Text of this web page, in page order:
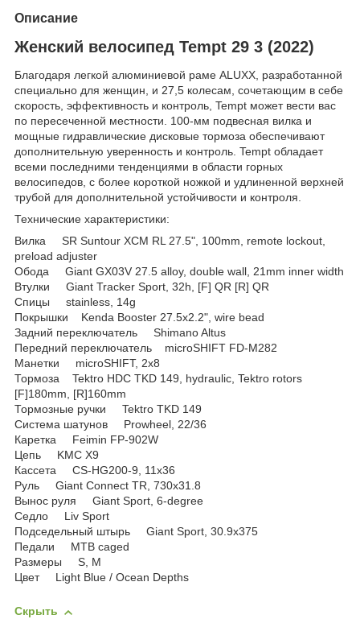
Описание
Женский велосипед Tempt 29 3 (2022)
Благодаря легкой алюминиевой раме ALUXX, разработанной
специально для женщин, и 27,5 колесам, сочетающим в себе
скорость, эффективность и контроль, Tempt может вести вас
по пересеченной местности. 100-мм подвесная вилка и
мощные гидравлические дисковые тормоза обеспечивают
дополнительную уверенность и контроль. Tempt обладает
всеми последними тенденциями в области горных
велосипедов, с более короткой ножкой и удлиненной верхней
трубой для дополнительной устойчивости и контроля.
Технические характеристики:
Вилка SR Suntour XCM RL 27.5", 100mm, remote lockout,
preload adjuster
Обода Giant GX03V 27.5 alloy, double wall, 21mm inner width
Втулки Giant Tracker Sport, 32h, [F] QR [R] QR
Спицы stainless, 14g
Покрышки Kenda Booster 27.5x2.2", wire bead
Задний переключатель Shimano Altus
Передний переключатель microSHIFT FD-M282
Манетки microSHIFT, 2x8
Тормоза Tektro HDC TKD 149, hydraulic, Tektro rotors
[F]180mm, [R]160mm
Тормозные ручки Tektro TKD 149
Система шатунов Prowheel, 22/36
Каретка Feimin FP-902W
Цепь KMC X9
Кассета CS-HG200-9, 11x36
Руль Giant Connect TR, 730x31.8
Вынос руля Giant Sport, 6-degree
Седло Liv Sport
Подседельный штырь Giant Sport, 30.9x375
Педали MTB caged
Размеры S, M
Цвет Light Blue / Ocean Depths
Скрыть